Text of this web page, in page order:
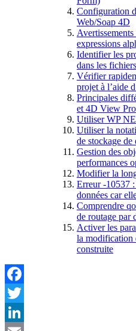
Configuration
Web/Soap 4D
expressions
Identifier les
dans les
Vérifier
projet à l’aide
Principales
et 4D View Pro
Utiliser WP
Utiliser la
de stockage de
Gestion des
performances
Modifier la
Erreur -10537
données car
Comprendre
de routage par
Activer les
la modification
construite
Facebook
Twitter